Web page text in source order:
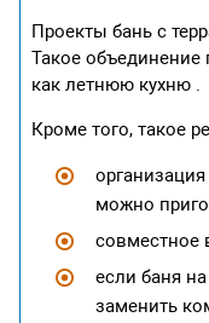
Проекты бань с
Такое
как летнюю кухню .
Кроме того, такое
можно
совместное
если баня
заменить